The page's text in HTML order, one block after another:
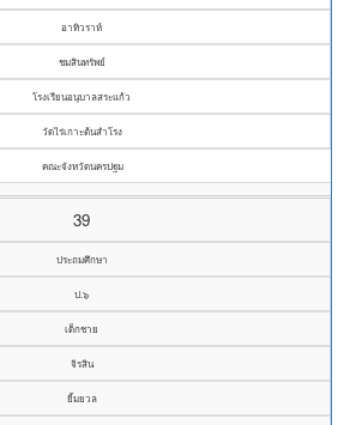
อาทิวราห์
ชมสินทรัพย์
โรงเรียนอนุบาลสระแก้ว
วัดไร่เกาะต้นสำโรง
คณะจังหวัดนครปฐม
39
ประถมศึกษา
ป.๖
เด็กชาย
จิรสิน
ยิ้มยวล